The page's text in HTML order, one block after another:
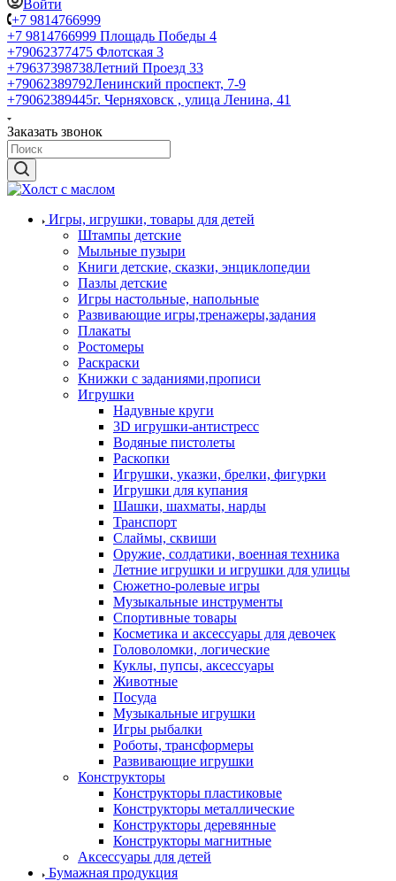
Войти
+7 9814766999
+7 9814766999 Площадь Победы 4
+79062377475 Флотская 3
+79637398738Летний Проезд 33
+79062389792Ленинский проспект, 7-9
+79062389445г. Черняховск , улица Ленина, 41
Заказать звонок
Игры, игрушки, товары для детей
Штампы детские
Мыльные пузыри
Книги детские, сказки, энциклопедии
Пазлы детские
Игры настольные, напольные
Развивающие игры,тренажеры,задания
Плакаты
Ростомеры
Раскраски
Книжки с заданиями,прописи
Игрушки
Надувные круги
3D игрушки-антистресс
Водяные пистолеты
Раскопки
Игрушки, указки, брелки, фигурки
Игрушки для купания
Шашки, шахматы, нарды
Транспорт
Слаймы, сквиши
Оружие, солдатики, военная техника
Летние игрушки и игрушки для улицы
Сюжетно-ролевые игры
Музыкальные инструменты
Спортивные товары
Косметика и аксессуары для девочек
Головоломки, логические
Куклы, пупсы, аксессуары
Животные
Посуда
Музыкальные игрушки
Игры рыбалки
Роботы, трансформеры
Развивающие игрушки
Конструкторы
Конструкторы пластиковые
Конструкторы металлические
Конструкторы деревянные
Конструкторы магнитные
Аксессуары для детей
Бумажная продукция